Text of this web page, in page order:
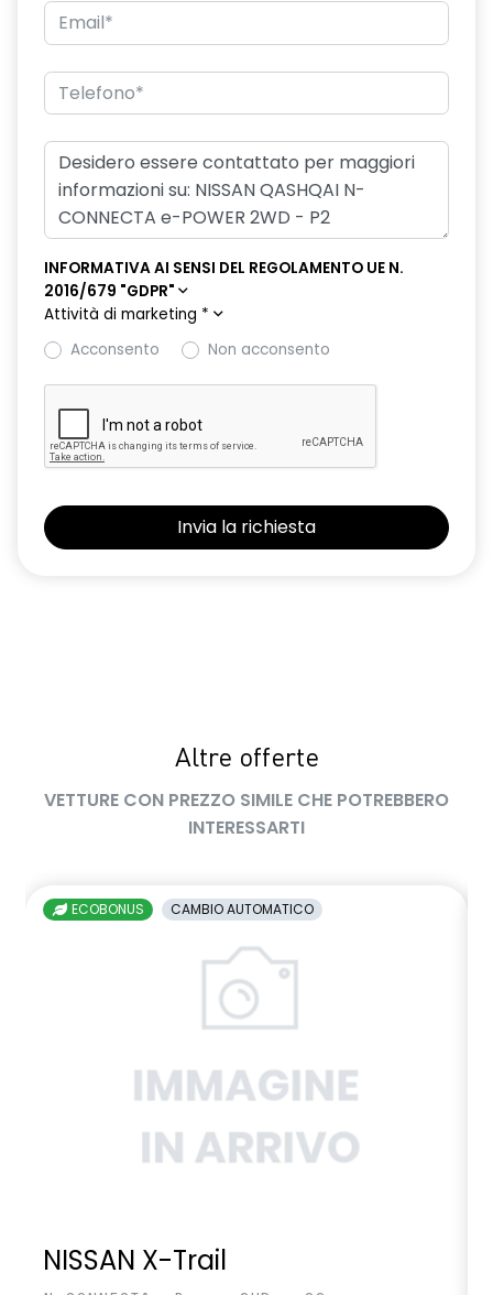
INFORMATIVA AI SENSI DEL REGOLAMENTO UE N.
2016/679 "GDPR"
Attività di marketing *
Acconsento
Non acconsento
Altre offerte
VETTURE CON PREZZO SIMILE CHE POTREBBERO
INTERESSARTI
ECOBONUS CAMBIO AUTOMATICO
NISSAN X-Trail